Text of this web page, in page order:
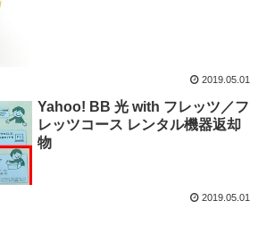
2019.05.01
Yahoo! BB 光 with フレッツ／フ
レッツコース レンタル機器返却
物
2019.05.01